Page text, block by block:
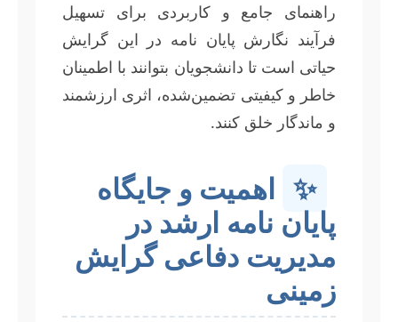
راهنمای جامع و کاربردی برای تسهیل
فرآیند نگارش پایان نامه در این گرایش
حیاتی است تا دانشجویان بتوانند با اطمینان
خاطر و کیفیتی تضمین‌شده، اثری ارزشمند
و ماندگار خلق کنند.
✨ اهمیت و جایگاه
پایان نامه ارشد در
مدیریت دفاعی گرایش
زمینی